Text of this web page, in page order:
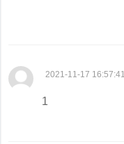
2021-11-17 16:57:41
1